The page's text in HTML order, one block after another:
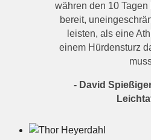
währen den 10
bereit,
leisten, als eine
einem Hürdensturz
- David